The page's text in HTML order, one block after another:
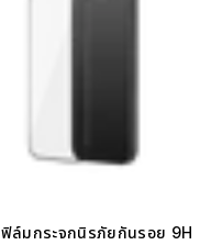
ฟิล์มกระจกนิรภัยกันรอย 9H